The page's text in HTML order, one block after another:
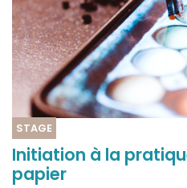
STAGE
Initiation à la
papier